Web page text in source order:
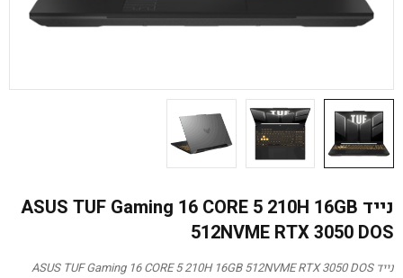
נייד ASUS TUF Gaming 16 CORE 5 210H 16GB
512NVME RTX 3050 DOS
נייד ASUS TUF Gaming 16 CORE 5 210H 16GB 512NVME RTX 3050 DOS